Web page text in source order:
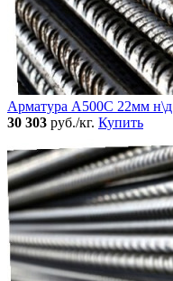
Арматура А500С 22мм н\д
30 303 руб./кг. Купить